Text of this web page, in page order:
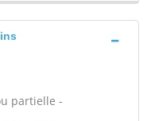
partielle -